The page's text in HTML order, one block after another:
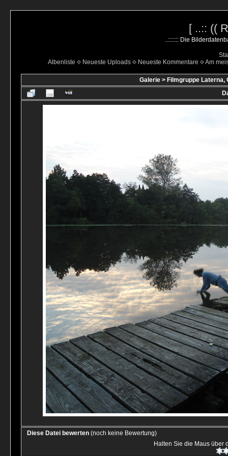
[ ..:: ((
..::::::: Die
Albenliste
Neueste Uploads Neueste Kommentare Am
Galerie > Filmgruppe Laterna,
Diese Datei bewerten (noch keine Bewertung)
Halten Sie die Maus über